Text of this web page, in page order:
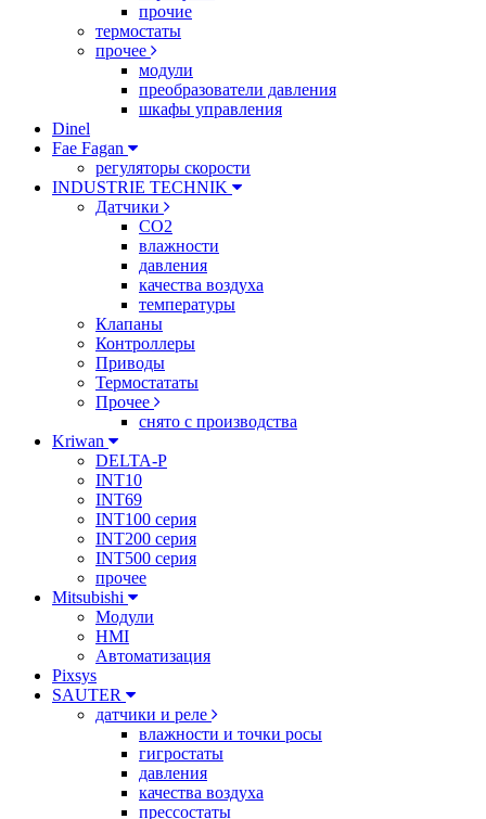
прочие
термостаты
прочее
модули
преобразователи давления
шкафы управления
Dinel
Fae Fagan
регуляторы скорости
INDUSTRIE TECHNIK
Датчики
CO2
влажности
давления
качества воздуха
температуры
Клапаны
Контроллеры
Приводы
Термостататы
Прочее
снято с производства
Kriwan
DELTA-P
INT10
INT69
INT100 серия
INT200 серия
INT500 серия
прочее
Mitsubishi
Модули
HMI
Автоматизация
Pixsys
SAUTER
датчики и реле
влажности и точки росы
гигростаты
давления
качества воздуха
прессостаты